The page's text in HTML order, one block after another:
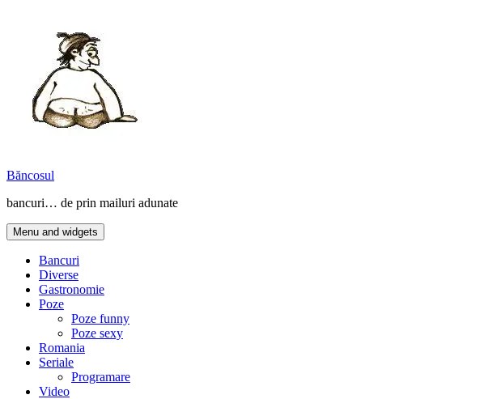
Băncosul
bancuri… de prin mailuri adunate
Menu and widgets
Bancuri
Diverse
Gastronomie
Poze
Poze funny
Poze sexy
Romania
Seriale
Programare
Video